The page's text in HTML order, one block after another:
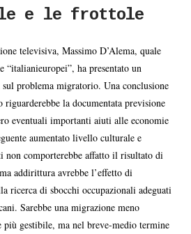
e le frottole
televisiva, Massimo D’Alema, quale
“italianieuropei”, ha presentato un
sul problema migratorio. Una conclusione
la documentata previsione
eventuali importanti aiuti alle economie
aumentato livello culturale e
non comporterebbe affatto il risultato di
addirittura avrebbe l’effetto di
ricerca di sbocchi occupazionali adeguati
Sarebbe una migrazione meno
più gestibile, ma nel breve-medio termine